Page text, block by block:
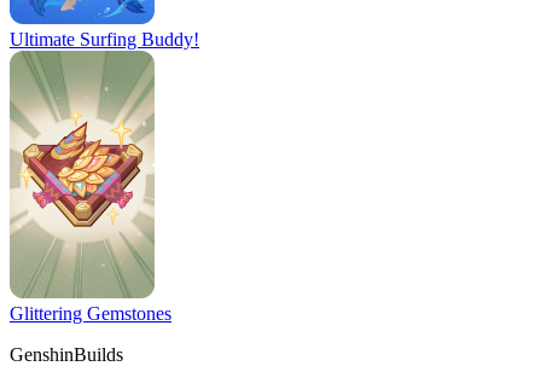
Ultimate Surfing Buddy!
Glittering Gemstones
GenshinBuilds